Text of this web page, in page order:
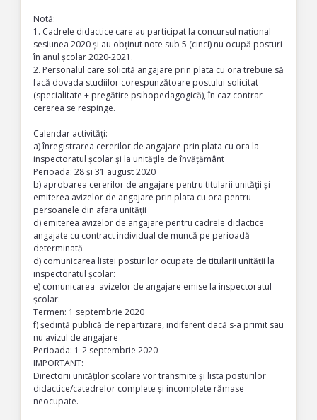
Notă:
1. Cadrele didactice care au participat la concursul național
sesiunea 2020 și au obținut note sub 5 (cinci) nu ocupă posturi
în anul școlar 2020-2021.
2. Personalul care solicită angajare prin plata cu ora trebuie să
facă dovada studiilor corespunzătoare postului solicitat
(specialitate + pregătire psihopedagogică), în caz contrar
cererea se respinge.
Calendar activități:
a) înregistrarea cererilor de angajare prin plata cu ora la
inspectoratul școlar şi la unităţile de învățământ
Perioada: 28 și 31 august 2020
b) aprobarea cererilor de angajare pentru titularii unității și
emiterea avizelor de angajare prin plata cu ora pentru
persoanele din afara unității
d) emiterea avizelor de angajare pentru cadrele didactice
angajate cu contract individual de muncă pe perioadă
determinată
d) comunicarea listei posturilor ocupate de titularii unității la
inspectoratul școlar:
e) comunicarea avizelor de angajare emise la inspectoratul
școlar:
Termen: 1 septembrie 2020
f) ședință publică de repartizare, indiferent dacă s-a primit sau
nu avizul de angajare
Perioada: 1-2 septembrie 2020
IMPORTANT:
Directorii unităților școlare vor transmite și lista posturilor
didactice/catedrelor complete și incomplete rămase
neocupate.